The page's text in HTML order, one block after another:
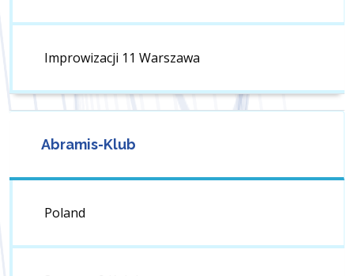
Improwizacji 11 Warszawa
Abramis-Klub
Poland